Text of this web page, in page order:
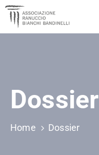
DOCUMENTI
Dossier
Home Dossier